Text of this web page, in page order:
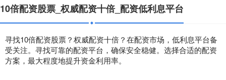
10倍配资股票_权威配资十倍_配资低利息平台
寻找10倍配资股票？权威配资十倍？在配资市场，低利息平台备
受关注。寻找可靠的配资平台，确保安全稳健。选择合适的配资
方案，最大程度地提升资金利用率。